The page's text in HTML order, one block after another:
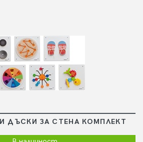
ДЪСКИ ЗА СТЕНА КОМПЛЕКТ